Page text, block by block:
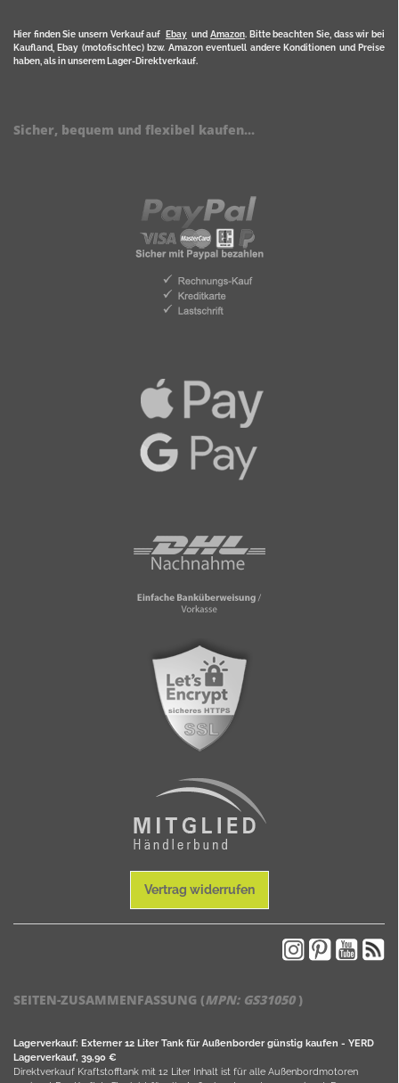
Hier finden Sie unsern Verkauf auf Ebayund Amazon. Bitte beachten Sie, dass wir bei
Kaufland, Ebay (motofischtec) bzw. Amazon eventuell andere Konditionen und Preise
haben, als in unserem Lager-Direktverkauf.
Sicher, bequem und flexibel kaufen...
Vertrag widerrufen
SEITEN-ZUSAMMENFASSUNG (MPN: GS31050)
Lagerverkauf: Externer 12 Liter Tank für Außenborder günstig kaufen - YERD
Lagerverkauf, 39,90 €
Direktverkauf Kraftstofftank mit 12 Liter Inhalt ist für alle Außenbordmotoren